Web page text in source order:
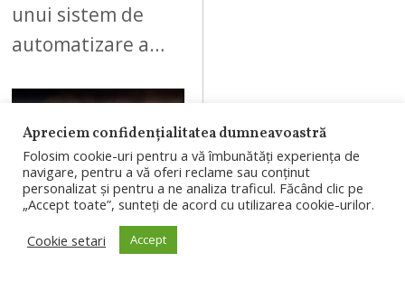
unui sistem de
automatizare a…
05
AUGUST 7, 2026
Apreciem confidențialitatea dumneavoastră
Folosim cookie-uri pentru a vă îmbunătăți experiența de
navigare, pentru a vă oferi reclame sau conținut
personalizat și pentru a ne analiza traficul. Făcând clic pe
„Accept toate”, sunteți de acord cu utilizarea cookie-urilor.
Cookie setari
Accept